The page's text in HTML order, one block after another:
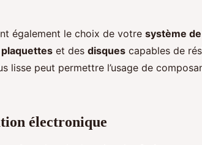
également le choix de votre système
plaquettes et des disques capables de
lisse peut permettre l’usage de
électronique